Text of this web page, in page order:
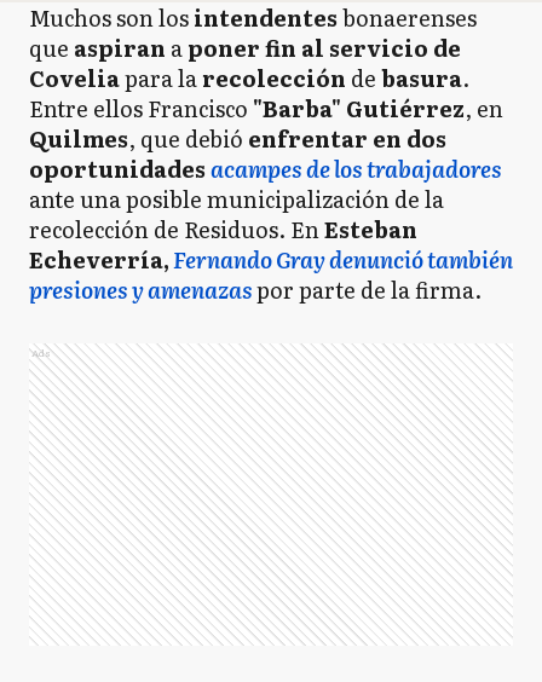
Muchos son losintendentesbonaerenses
que aspiran aponer fin al servicio de
Coveliapara larecolección debasura.
Entre ellos Francisco "Barba" Gutiérrez, en
Quilmes, que debió enfrentar en dos
oportunidadesacampes de los trabajadores
ante una posible municipalización de la
recolección de Residuos. EnEsteban
Echeverría,Fernando Gray denunció también
presiones y amenazaspor parte de la firma.
Ads